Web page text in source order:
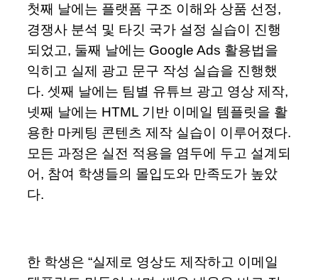
첫째 날에는 플랫폼 구조 이해와 상품 선정,
경쟁사 분석 및 타깃 국가 설정 실습이 진행
되었고, 둘째 날에는 Google Ads 활용법을
익히고 실제 광고 문구 작성 실습을 진행했
다. 셋째 날에는 팀별 유튜브 광고 영상 제작,
넷째 날에는 HTML 기반 이메일 템플릿을 활
용한 마케팅 콘텐츠 제작 실습이 이루어졌다.
모든 과정은 실전 적용을 염두에 두고 설계되
어, 참여 학생들의 몰입도와 만족도가 높았
다.
한 학생은 “실제로 영상도 제작하고 이메일